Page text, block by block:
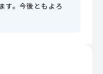
す。今後ともよろ